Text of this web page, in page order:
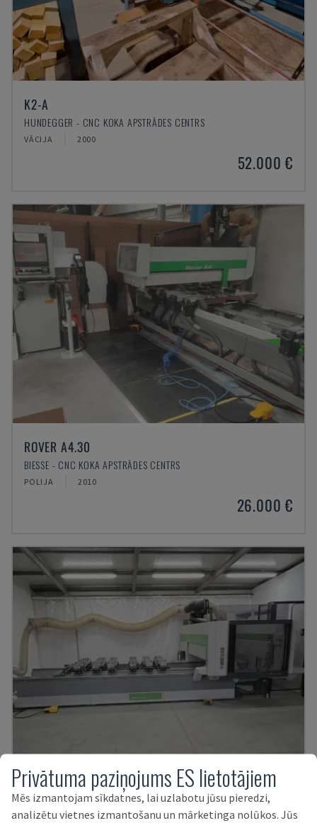
K2-A
HUNDEGGER - CNC KOKA APSTRĀDES CENTRS
VĀCIJA 2000
52.000 €
ROVER A4.30
BIESSE - CNC KOKA APSTRĀDES CENTRS
POLIJA 2010
26.000 €
ROVER K1232
BIESSE - CNC APSTRĀDES CENTRS
Privātuma paziņojums ES lietotājiem
Mēs izmantojam sīkdatnes, lai uzlabotu jūsu pieredzi,
analizētu vietnes izmantošanu un mārketinga nolūkos. Jūs